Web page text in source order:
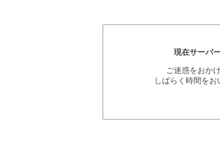
現在サーバ
ご迷惑をおか
しばらく時間を